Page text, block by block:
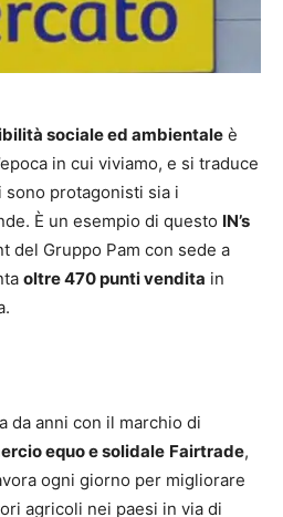
sociale ed ambientale è
in cui viviamo, e si traduce
protagonisti sia i
È un esempio di questo IN’s
del Gruppo Pam con sede a
oltre 470 punti vendita in
da anni con il marchio di
equo e solidale Fairtrade,
ogni giorno per migliorare
agricoli nei paesi in via di